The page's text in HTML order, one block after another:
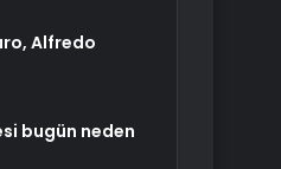
Alfredo
bugün neden